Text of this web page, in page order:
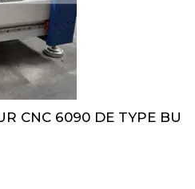
CNC 6090 DE TYPE BU